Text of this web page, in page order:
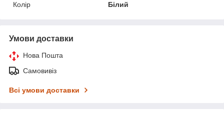
Колір
Білий
Умови доставки
Нова Пошта
Самовивіз
Всі умови доставки